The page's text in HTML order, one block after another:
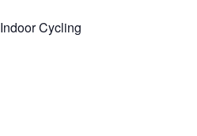
Indoor Cycling